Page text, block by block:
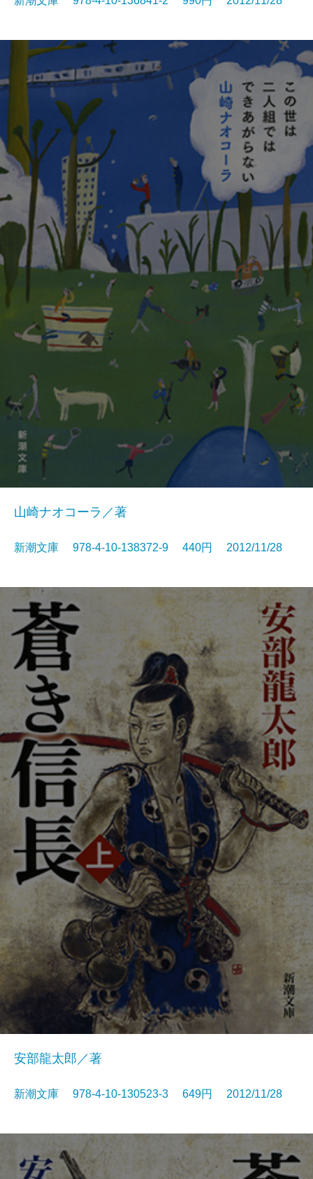
山崎ナオコーラ／著
新潮文庫 978-4-10-138372-9 440円 2012/11/28
安部龍太郎／著
新潮文庫 978-4-10-130523-3 649円 2012/11/28